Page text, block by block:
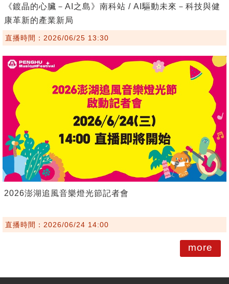
《鍍晶的心臟－AI之島》南科站 / AI驅動未來－科技與健
康革新的產業新局
直播時間：2026/06/25 13:30
2026澎湖追風音樂燈光節記者會
直播時間：2026/06/24 14:00
more